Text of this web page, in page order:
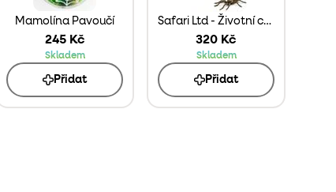
Mamolína Pavoučí
245 Kč
Skladem
Přidat
Safari Ltd - Životní cyklus - Pavouk
320 Kč
Skladem
Přidat